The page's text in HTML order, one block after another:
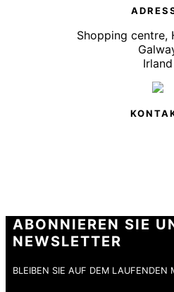
Shopping centre,
Irland
ABONNIEREN SIE
NEWSLETTER
BLEIBEN SIE AUF DEM LAUFENDEN